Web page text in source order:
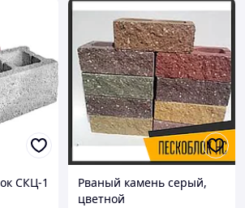
СКЦ-1
Рваный камень серый,
цветной